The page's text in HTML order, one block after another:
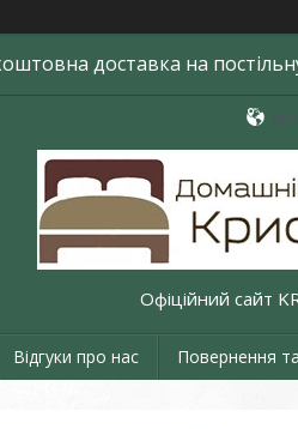
доставка на
Офіційний сайт
Відгуки про нас Повернення